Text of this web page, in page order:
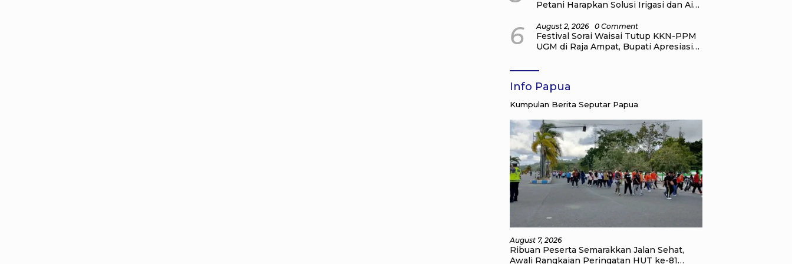
Petani Harapkan Solusi Irigasi dan Air
6 August 2, 2026 0 Comment
Festival Sorai Waisai Tutup KKN-PPM
UGM di Raja Ampat, Bupati Apresiasi
Masyarakat
Info Papua
Kumpulan Berita Seputar Papua
August 7, 2026
Ribuan Peserta Semarakkan Jalan Sehat,
Awali Rangkaian Peringatan HUT ke-81